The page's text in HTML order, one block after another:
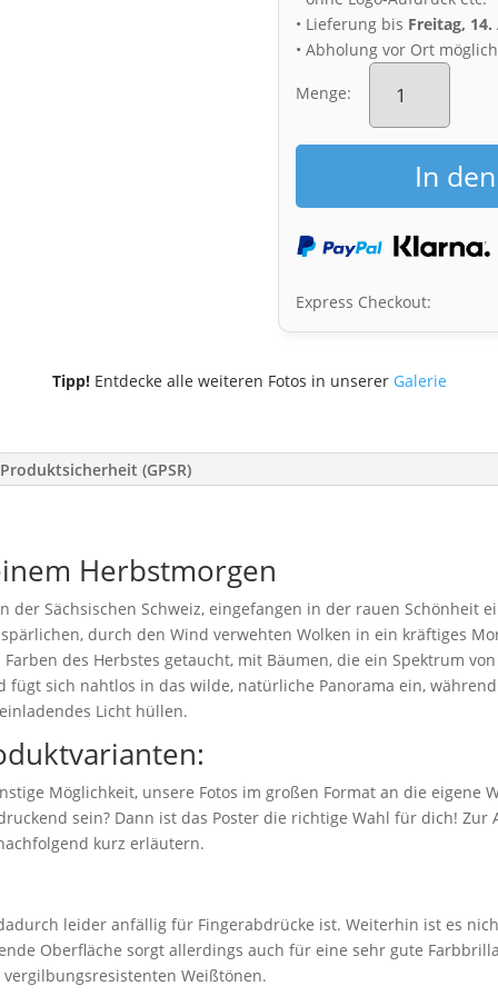
• Lieferung bis Freitag,
• Abholung vor Ort möglich
Menge:
Poster
(00641)
Menge
In
Express Checkout:
Tipp!Entdecke alle weiteren Fotos in unserer Galerie
Produktsicherheit (GPSR)
Herbstmorgen
der Sächsischen Schweiz, eingefangen in der rauen Schönheit
durch den Wind verwehten Wolken in ein kräftiges
des Herbstes getaucht, mit Bäumen, die ein Spektrum
fügt sich nahtlos in das wilde, natürliche Panorama ein,
Licht hüllen.
Möglichkeit, unsere Fotos im großen Format an die eigene
sein? Dann ist das Poster die richtige Wahl für dich! Zur
kurz erläutern.
leider anfällig für Fingerabdrücke ist. Weiterhin ist es
Oberfläche sorgt allerdings auch für eine sehr gute
Weißtönen.